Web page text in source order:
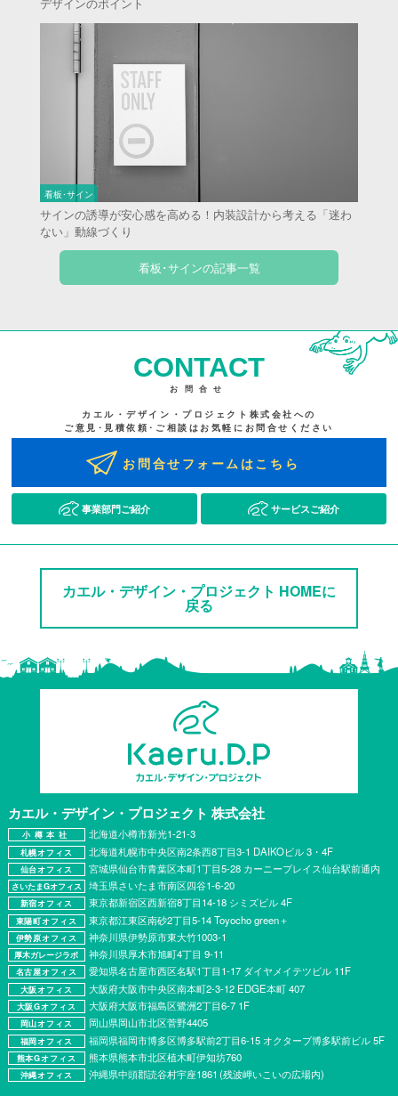
看板･サイン
サインの誘導が安心感を高める！内装設計から考える「迷わ
ない」動線づくり
看板･サインの記事一覧
CONTACT
お問合せ
カエル・デザイン・プロジェクト株式会社への
ご意見･見積依頼･ご相談はお気軽にお問合せください
お問合せフォームはこちら
事業部門ご紹介 サービスご紹介
カエル・デザイン・プロジェクト HOMEに
戻る
カエル・デザイン・プロジェクト 株式会社
小樽本社 北海道小樽市新光1-21-3
札幌オフィス 北海道札幌市中央区南2条西8丁目3-1 DAIKOビル 3・4F
仙台オフィス 宮城県仙台市青葉区本町1丁目5-28 カーニープレイス仙台駅前通内
さいたまGオフィス 埼玉県さいたま市南区四谷1-6-20
新宿オフィス 東京都新宿区西新宿8丁目14-18 シミズビル 4F
東陽町オフィス 東京都江東区南砂2丁目5-14 Toyocho green＋
伊勢原オフィス 神奈川県伊勢原市東大竹1003-1
厚木ガレージラボ 神奈川県厚⽊市旭町4丁⽬ 9-11
名古屋オフィス 愛知県名古屋市西区名駅1丁目1-17 ダイヤメイテツビル 11F
大阪オフィス 大阪府大阪市中央区南本町2-3-12 EDGE本町 407
大阪Gオフィス 大阪府大阪市福島区鷺洲2丁目6-7 1F
岡山オフィス 岡山県岡山市北区菅野4405
福岡オフィス 福岡県福岡市博多区博多駅前2丁目6-15 オクターブ博多駅前ビル 5F
熊本Gオフィス 熊本県熊本市北区植木町伊知坊760
沖縄オフィス 沖縄県中頭郡読谷村宇座1861 (残波岬いこいの広場内)